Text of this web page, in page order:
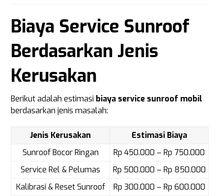
Biaya Service Sunroof
Berdasarkan Jenis
Kerusakan
Berikut adalah estimasi biaya service sunroof mobil
berdasarkan jenis masalah:
Jenis Kerusakan
Estimasi Biaya
Sunroof Bocor Ringan
Rp 450.000 – Rp 750.000
Service Rel & Pelumas
Rp 500.000 – Rp 850.000
Kalibrasi & Reset Sunroof
Rp 300.000 – Rp 600.000